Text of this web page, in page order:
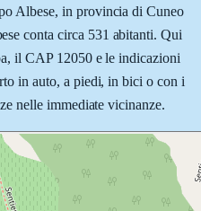
Albese, in provincia di Cuneo
conta circa 531 abitanti. Qui
il CAP 12050 e le indicazioni
in auto, a piedi, in bici o con i
nelle immediate vicinanze.